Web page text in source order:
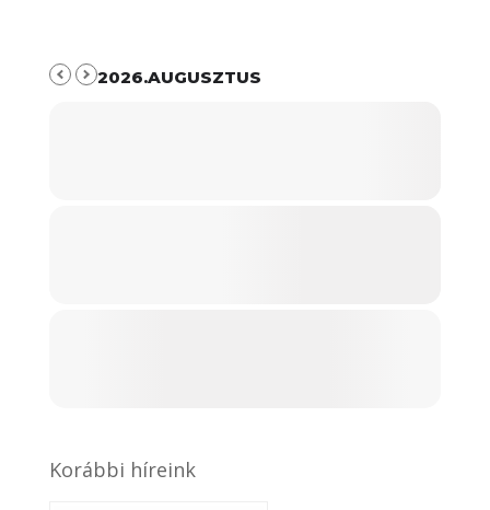
2026.AUGUSZTUS
Korábbi híreink